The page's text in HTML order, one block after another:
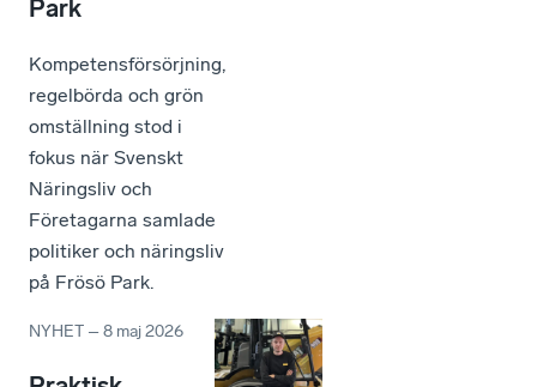
Park
Kompetensförsörjning,
regelbörda och grön
omställning stod i
fokus när Svenskt
Näringsliv och
Företagarna samlade
politiker och näringsliv
på Frösö Park.
NYHET –8 maj 2026